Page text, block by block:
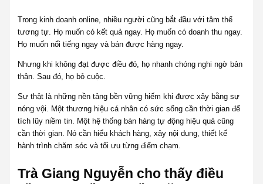
Trong kinh doanh online, nhiều người cũng bắt đầu với tâm thế
tương tự. Họ muốn có kết quả ngay. Họ muốn có doanh thu ngay.
Họ muốn nổi tiếng ngay và bán được hàng ngay.
Nhưng khi không đạt được điều đó, họ nhanh chóng nghi ngờ bản
thân. Sau đó, họ bỏ cuộc.
Sự thật là những nền tảng bền vững hiếm khi được xây bằng sự
nóng vội. Một thương hiệu cá nhân có sức sống cần thời gian để
tích lũy niềm tin. Một hệ thống bán hàng tự động hiệu quả cũng
cần thời gian. Nó cần hiểu khách hàng, xây nội dung, thiết kế
hành trình chăm sóc và tối ưu từng điểm chạm.
Trà Giang Nguyễn cho thấy điều